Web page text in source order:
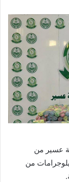
عسير من
لتورطه في ترويج (108) كيلوجرامات من